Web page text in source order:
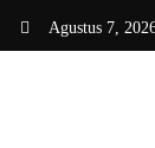
Agustus 7,